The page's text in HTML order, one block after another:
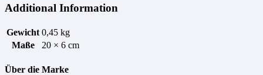
Additional Information
Gewicht 0,45 kg
Maße
20 × 6 cm
Über die Marke